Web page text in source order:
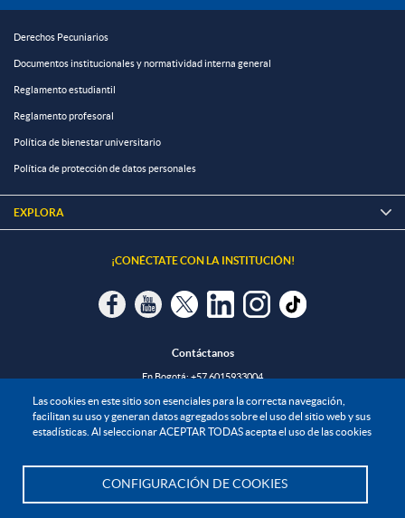
Las cookies en este sitio son esenciales para la correcta navegación,
facilitan su uso y generan datos agregados sobre el uso del sitio web y sus
estadísticas. Al seleccionar ACEPTAR TODAS acepta el uso de las cookies
CONFIGURACIÓN DE COOKIES
Derechos Pecuniarios
Documentos institucionales y normatividad interna general
Reglamento estudiantil
Reglamento profesoral
Política de bienestar universitario
Política de protección de datos personales
EXPLORA 
¡CONÉCTATE CON LA INSTITUCIÓN!
Contáctanos
En Bogotá:+57 6015933004